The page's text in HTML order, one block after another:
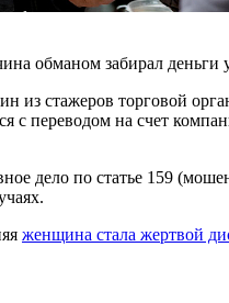
обманом забирал
из стажеров торговой
с переводом на счет
дело по статье 159
женщина стала жертвой